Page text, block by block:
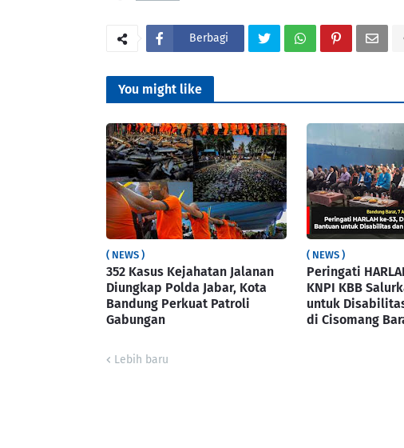
Berbagi
You might like
( NEWS )
352 Kasus Kejahatan Jalanan
Diungkap Polda Jabar, Kota
Bandung Perkuat Patroli
Gabungan
( NEWS )
Peringati
KNPI KBB
untuk
di Cisomang
Lebih baru